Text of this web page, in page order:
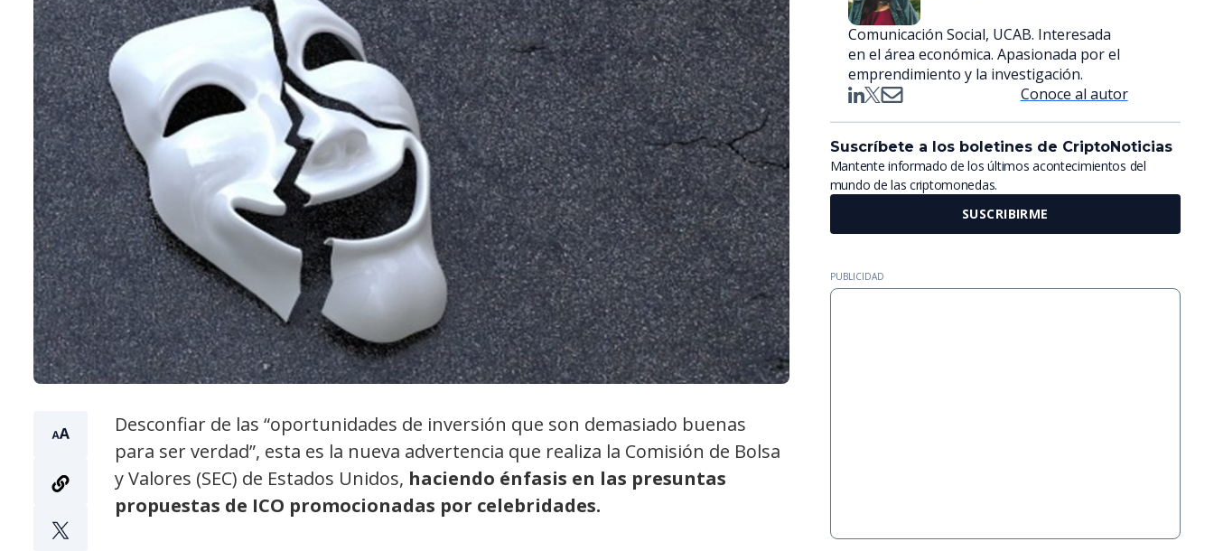
Desconfiar de las “oportunidades de inversión que son demasiado buenas
para ser verdad”, esta es la nueva advertencia que realiza la Comisión de Bolsa
y Valores (SEC) de Estados Unidos, haciendo énfasis en las presuntas
propuestas de ICO promocionadas por celebridades.
Comunicación Social, UCAB. Interesada
en el área económica. Apasionada por el
emprendimiento y la investigación.
Conoce al autor
Suscríbete a los boletines de CriptoNoticias
Mantente informado de los últimos acontecimientos del
mundo de las criptomonedas.
SUSCRIBIRME
PUBLICIDAD